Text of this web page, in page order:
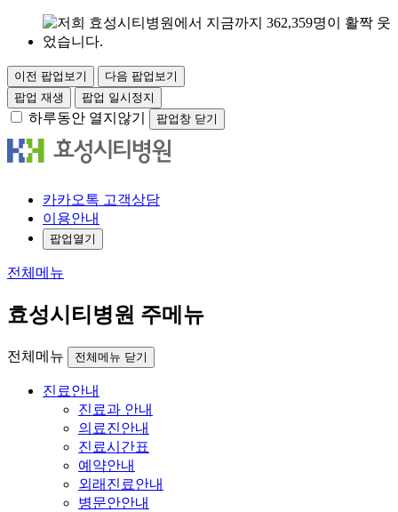
이전 팝업보기
다음 팝업보기
팝업 재생
팝업 일시정지
하루동안 열지않기 팝업창 닫기
카카오톡 고객상담
이용안내
팝업열기
전체메뉴
효성시티병원 주메뉴
전체메뉴 전체메뉴 닫기
진료안내
진료과 안내
의료진안내
진료시간표
예약안내
외래진료안내
병문안안내